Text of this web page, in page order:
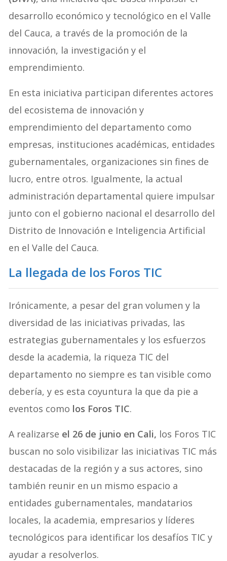
desarrollo económico y tecnológico en el Valle
del Cauca, a través de la promoción de la
innovación, la investigación y el
emprendimiento.
En esta iniciativa participan diferentes actores
del ecosistema de innovación y
emprendimiento del departamento como
empresas, instituciones académicas, entidades
gubernamentales, organizaciones sin fines de
lucro, entre otros. Igualmente, la actual
administración departamental quiere impulsar
junto con el gobierno nacional el desarrollo del
Distrito de Innovación e Inteligencia Artificial
en el Valle del Cauca.
La llegada de los Foros TIC
Irónicamente, a pesar del gran volumen y la
diversidad de las iniciativas privadas, las
estrategias gubernamentales y los esfuerzos
desde la academia, la riqueza TIC del
departamento no siempre es tan visible como
debería, y es esta coyuntura la que da pie a
eventos como los Foros TIC.
A realizarse el 26 de junio en Cali, los Foros TIC
buscan no solo visibilizar las iniciativas TIC más
destacadas de la región y a sus actores, sino
también reunir en un mismo espacio a
entidades gubernamentales, mandatarios
locales, la academia, empresarios y líderes
tecnológicos para identificar los desafíos TIC y
ayudar a resolverlos.